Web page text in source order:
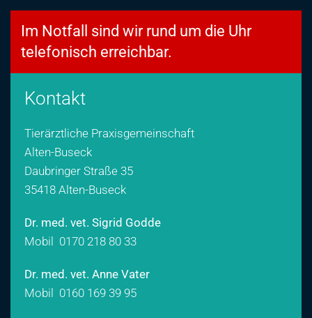
Im Notfall sind wir rund um die Uhr
telefonisch erreichbar.
Kontakt
Tierärztliche Praxisgemeinschaft
Alten-Buseck
Daubringer Straße 35
35418 Alten-Buseck
Dr. med. vet. Sigrid Godde
Mobil 0170 218 80 33
Dr. med. vet. Anne Vater
Mobil 0160 169 39 95